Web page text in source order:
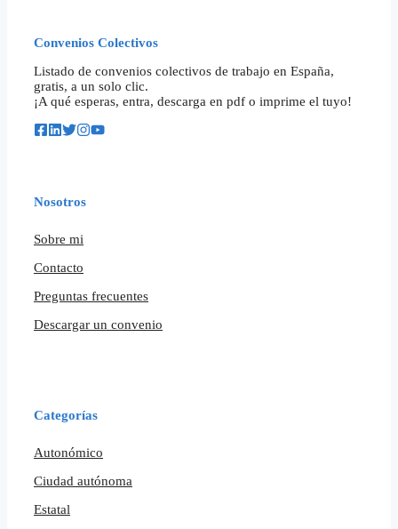
Convenios Colectivos
Listado de convenios colectivos de trabajo en España,
gratis, a un solo clic.
¡A qué esperas, entra, descarga en pdf o imprime el tuyo!
Nosotros
Sobre mi
Contacto
Preguntas frecuentes
Descargar un convenio
Categorías
Autonómico
Ciudad autónoma
Estatal